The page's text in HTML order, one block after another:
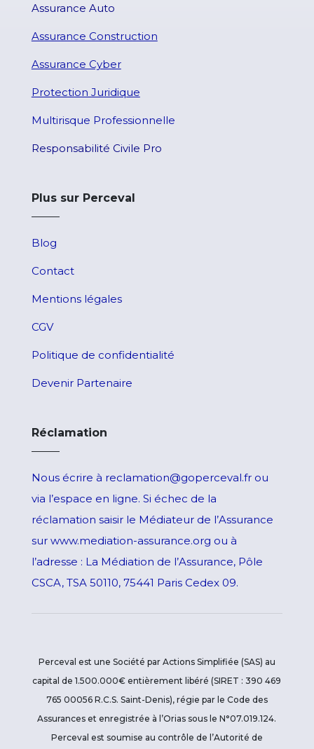
Assurance Auto
Assurance Construction
Assurance Cyber
Protection Juridique
Multirisque Professionnelle
Responsabilité Civile Pro
Plus sur Perceval
Blog
Contact
Mentions légales
CGV
Politique de confidentialité
Devenir Partenaire
Réclamation
Nous écrire à reclamation@goperceval.fr ou
via l’espace en ligne. Si échec de la
réclamation saisir le Médiateur de l’Assurance
sur www.mediation-assurance.org ou à
l’adresse : La Médiation de l’Assurance, Pôle
CSCA, TSA 50110, 75441 Paris Cedex 09.
Perceval est une Société par Actions Simplifiée (SAS) au
capital de 1.500.000€ entièrement libéré (SIRET : 390 469
765 00056 R.C.S. Saint-Denis), régie par le Code des
Assurances et enregistrée à l’Orias sous le N°07.019.124.
Perceval est soumise au contrôle de l’Autorité de